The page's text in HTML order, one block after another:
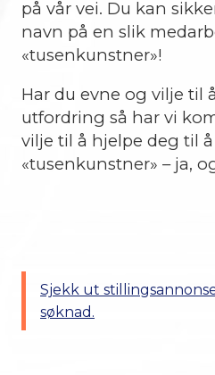
på vår vei. Du kan
navn på en slik
«tusenkunstner»!
Har du evne og vilje til
utfordring så har vi
vilje til å hjelpe deg til
«tusenkunstner» – ja,
Sjekk ut
søknad.